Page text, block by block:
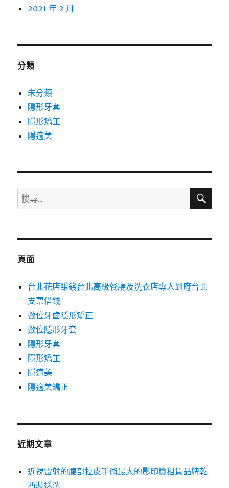
2021 年 2 月
分類
未分類
隱形牙套
隱形矯正
隱適美
搜
尋
鍵
搜
頁面
台北花店賺錢台北高級餐廳及洗衣店專人到府台北
支票借錢
數位牙齒隱形矯正
數位隱形牙套
隱形牙套
隱形矯正
隱適美
隱適美矯正
近期文章
近視雷射的腹部拉皮手術最大的影印機租賃品牌乾
西裝送洗